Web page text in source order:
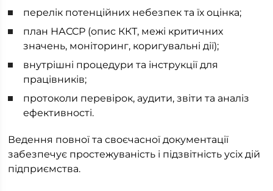
перелік потенційних небезпек та їх оцінка;
план НАССР (опис ККТ, межі критичних
значень, моніторинг, коригувальні дії);
внутрішні процедури та інструкції для
працівників;
протоколи перевірок, аудити, звіти та аналіз
ефективності.
Ведення повної та своєчасної документації
забезпечує простежуваність і підзвітність усіх дій
підприємства.